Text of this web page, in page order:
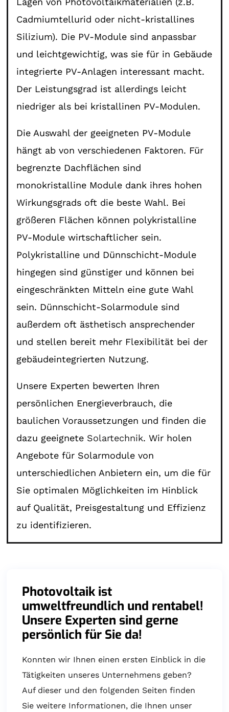
Cadmiumtellurid oder nicht-kristallines
Silizium). Die PV-Module sind anpassbar
und leichtgewichtig, was sie für in Gebäude
integrierte PV-Anlagen interessant macht.
Der Leistungsgrad ist allerdings leicht
niedriger als bei kristallinen PV-Modulen.
Die Auswahl der geeigneten PV-Module
hängt ab von verschiedenen Faktoren. Für
begrenzte Dachflächen sind
monokristalline Module dank ihres hohen
Wirkungsgrads oft die beste Wahl. Bei
größeren Flächen können polykristalline
PV-Module wirtschaftlicher sein.
Polykristalline und Dünnschicht-Module
hingegen sind günstiger und können bei
eingeschränkten Mitteln eine gute Wahl
sein. Dünnschicht-Solarmodule sind
außerdem oft ästhetisch ansprechender
und stellen bereit mehr Flexibilität bei der
gebäudeintegrierten Nutzung.
Unsere Experten bewerten Ihren
persönlichen Energieverbrauch, die
baulichen Voraussetzungen und finden die
dazu geeignete Solartechnik. Wir holen
Angebote für Solarmodule von
unterschiedlichen Anbietern ein, um die für
Sie optimalen Möglichkeiten im Hinblick
auf Qualität, Preisgestaltung und Effizienz
zu identifizieren.
Photovoltaik ist
umweltfreundlich und rentabel!
Unsere Experten sind gerne
persönlich für Sie da!
Konnten wir Ihnen einen ersten Einblick in die
Tätigkeiten unseres Unternehmens geben?
Auf dieser und den folgenden Seiten finden
Sie weitere Informationen, die Ihnen unser